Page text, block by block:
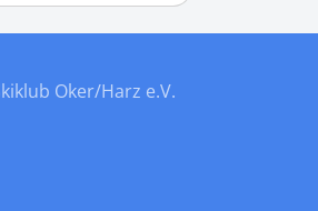
Oker/Harz e.V.